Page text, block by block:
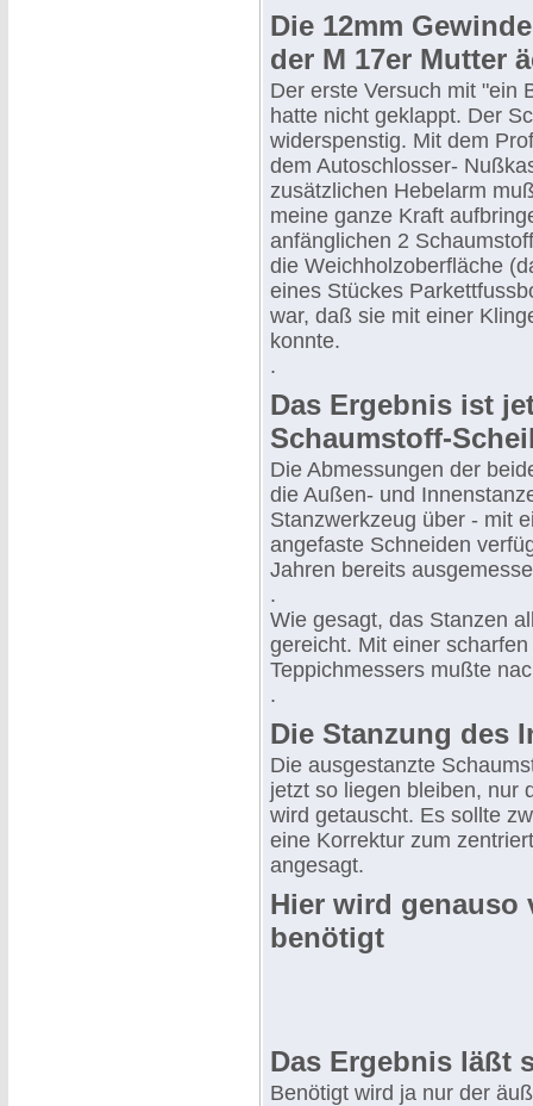
Die 12mm
der M 17er Mutter
Der erste Versuch mit "ein
hatte nicht geklappt. Der
widerspenstig. Mit dem
dem Autoschlosser-
zusätzlichen Hebelarm
meine ganze Kraft
anfänglichen 2
die Weichholzoberfläche
eines Stückes
war, daß sie mit einer
konnte.
.
Das Ergebnis ist
Schaumstoff-
Die Abmessungen der
die Außen- und
Stanzwerkzeug über - mit
angefaste Schneiden
Jahren bereits
.
Wie gesagt, das Stanzen
gereicht. Mit einer
Teppichmessers mußte
.
Die Stanzung des
Die ausgestanzte
jetzt so liegen bleiben, nur
wird getauscht. Es sollte
eine Korrektur zum
angesagt.
Hier wird genauso
benötigt
Das Ergebnis läßt
Benötigt wird ja nur der